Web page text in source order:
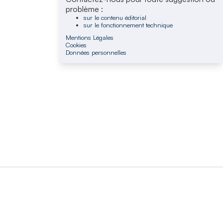
problème :
sur le contenu éditorial
sur le fonctionnement technique
Mentions Légales
Cookies
Données personnelles